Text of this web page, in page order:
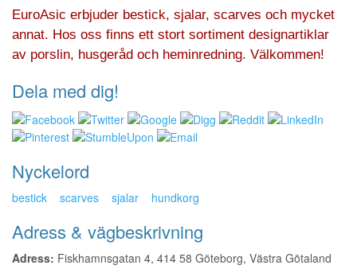
EuroAsic erbjuder bestick, sjalar, scarves och mycket
annat. Hos oss finns ett stort sortiment designartiklar
av porslin, husgeråd och heminredning. Välkommen!
Dela med dig!
Nyckelord
bestick scarves sjalar hundkorg
Adress & vägbeskrivning
Adress: Fiskhamnsgatan 4, 414 58 Göteborg, Västra Götaland